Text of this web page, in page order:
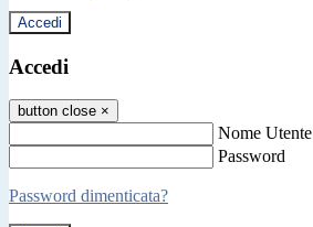
Accedi
Accedi
button close ×
Nome Utente
Password
Password dimenticata?